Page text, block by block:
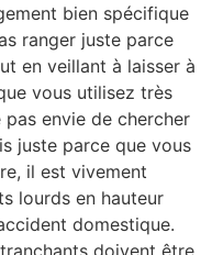
bien spécifique
ranger juste parce
en veillant à laisser à
vous utilisez très
pas envie de chercher
juste parce que vous
il est vivement
lourds en hauteur
domestique.
doivent être